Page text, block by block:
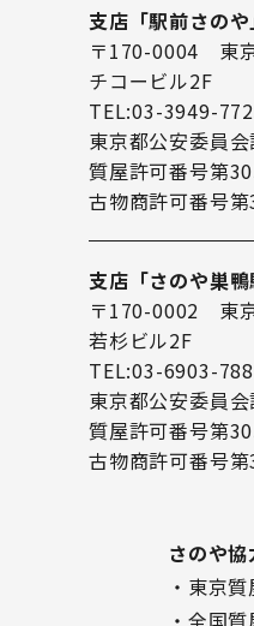
支店「駅前さのや
〒170-0004 東
チコービル2F
TEL:03-3949-
東京都公安委員
質屋許可番号第
古物商許可番号
支店「さのや巣鴨
〒170-0002 東
若杉ビル2F
TEL:03-6903-
東京都公安委員
質屋許可番号第
古物商許可番号
さのや
・東京
・全国